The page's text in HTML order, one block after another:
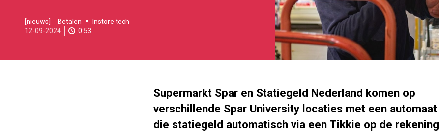
2024-
09-
09-
[nieuws] Betalen
Instore tech
12-09-2024
0:53
Supermarkt Spar en Statiegeld Nederland komen op
verschillende Spar University locaties met een automaat
die statiegeld automatisch via een Tikkie op de rekening